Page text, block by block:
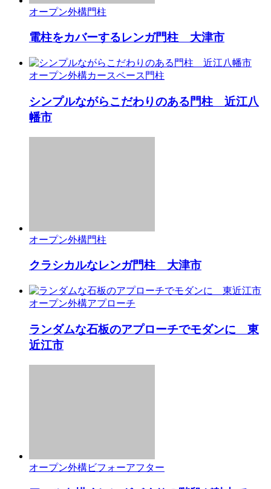
オープン外構門柱
電柱をカバーするレンガ門柱 大津市
オープン外構カースペース 門柱
シンプルながらこだわりのある門柱 近江八
幡市
オープン外構門柱
クラシカルなレンガ門柱 大津市
オープン外構アプローチ
ランダムな石板のアプローチでモダンに 東
近江市
オープン外構ビフォーアフター